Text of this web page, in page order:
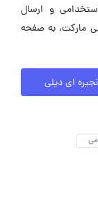
و ارسال
مارکت، به صفحه
ای دیلی